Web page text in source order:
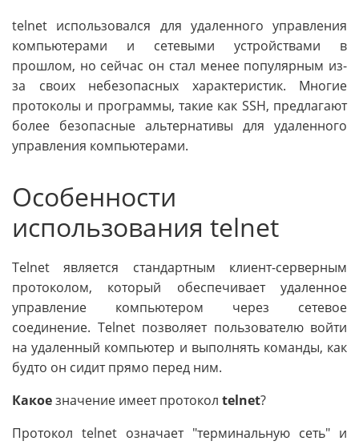
telnet использовался для удаленного управления
компьютерами и сетевыми устройствами в
прошлом, но сейчас он стал менее популярным из-
за своих небезопасных характеристик. Многие
протоколы и программы, такие как SSH, предлагают
более безопасные альтернативы для удаленного
управления компьютерами.
Особенности
использования telnet
Telnet является стандартным клиент-серверным
протоколом, который обеспечивает удаленное
управление компьютером через сетевое
соединение. Telnet позволяет пользователю войти
на удаленный компьютер и выполнять команды, как
будто он сидит прямо перед ним.
Какоезначение имеет протокол telnet?
Протокол telnet означает "терминальную сеть" и